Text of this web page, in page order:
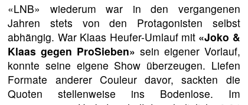
«LNB» wiederum war in den vergangenen
Jahren stets von den Protagonisten selbst
abhängig. War Klaas Heufer-Umlauf mit «Joko &
Klaas gegen ProSieben» sein eigener Vorlauf,
konnte seine eigene Show überzeugen. Liefen
Formate anderer Couleur davor, sackten die
Quoten stellenweise ins Bodenlose. Im